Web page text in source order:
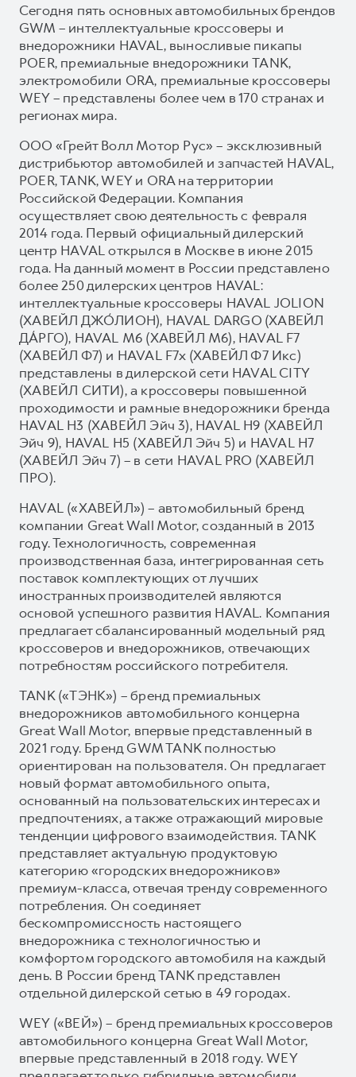
Сегодня пять основных автомобильных брендов
GWM – интеллектуальные кроссоверы и
внедорожники HAVAL, выносливые пикапы
POER, премиальные внедорожники TANK,
электромобили ORA, премиальные кроссоверы
WEY – представлены более чем в 170 странах и
регионах мира.
ООО «Грейт Волл Мотор Рус» – эксклюзивный
дистрибьютор автомобилей и запчастей HAVAL,
POER, TANK, WEY и ORA на территории
Российской Федерации. Компания
осуществляет свою деятельность с февраля
2014 года. Первый официальный дилерский
центр HAVAL открылся в Москве в июне 2015
года. На данный момент в России представлено
более 250 дилерских центров HAVAL:
интеллектуальные кроссоверы HAVAL JOLION
(ХАВЕЙЛ ДЖО́ЛИОН), HAVAL DARGO (ХАВЕЙЛ
ДА́РГО), HAVAL М6 (ХАВЕЙЛ M6), HAVAL F7
(ХАВЕЙЛ Ф7) и HAVAL F7x (ХАВЕЙЛ Ф7 Икс)
представлены в дилерской сети HAVAL CITY
(ХАВЕЙЛ СИТИ), а кроссоверы повышенной
проходимости и рамные внедорожники бренда
HAVAL H3 (ХАВЕЙЛ Эйч 3), HAVAL H9 (ХАВЕЙЛ
Эйч 9), HAVAL H5 (ХАВЕЙЛ Эйч 5) и HAVAL H7
(ХАВЕЙЛ Эйч 7) – в сети HAVAL PRO (ХАВЕЙЛ
ПРО).
HAVAL («ХАВЕЙЛ») – автомобильный бренд
компании Great Wall Motor, созданный в 2013
году. Технологичность, современная
производственная база, интегрированная сеть
поставок комплектующих от лучших
иностранных производителей являются
основой успешного развития HAVAL. Компания
предлагает сбалансированный модельный ряд
кроссоверов и внедорожников, отвечающих
потребностям российского потребителя.
TANK («ТЭНК») – бренд премиальных
внедорожников автомобильного концерна
Great Wall Motor, впервые представленный в
2021 году. Бренд GWM TANK полностью
ориентирован на пользователя. Он предлагает
новый формат автомобильного опыта,
основанный на пользовательских интересах и
предпочтениях, а также отражающий мировые
тенденции цифрового взаимодействия. TANK
представляет актуальную продуктовую
категорию «городских внедорожников»
премиум-класса, отвечая тренду современного
потребления. Он соединяет
бескомпромиссность настоящего
внедорожника с технологичностью и
комфортом городского автомобиля на каждый
день. В России бренд TANK представлен
отдельной дилерской сетью в 49 городах.
WEY («ВЕЙ») – бренд премиальных кроссоверов
автомобильного концерна Great Wall Motor,
впервые представленный в 2018 году. WEY